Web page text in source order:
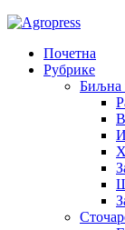
Почетна
Рубрике
Биљна